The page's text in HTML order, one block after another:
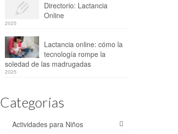
Directorio: Lactancia
Online
2025
Lactancia online: cómo la
tecnología rompe la
soledad de las madrugadas
2025
Categorías
Actividades para Niños